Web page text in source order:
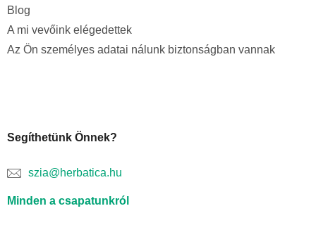
Blog
A mi vevőink elégedettek
Az Ön személyes adatai nálunk biztonságban vannak
Segíthetünk Önnek?
szia@herbatica.hu
Minden a csapatunkról